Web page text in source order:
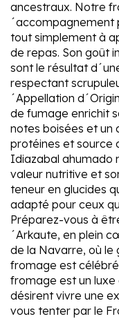
ancestraux. Notre
´accompagnement
tout simplement à
de repas. Son goût
sont le résultat
respectant
´Appellation
de fumage enrichit
notes boisées et un
protéines et source
Idiazabal ahumado
valeur nutritive et
teneur en glucides
adapté pour ceux
Préparez-vous à
´Arkaute, en plein
de la Navarre, où le
fromage est
fromage est un luxe
désirent vivre une
vous tenter par le